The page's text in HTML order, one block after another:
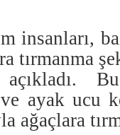
insanları,
tırmanma
açıkladı.
ayak ucu
ağaçlara